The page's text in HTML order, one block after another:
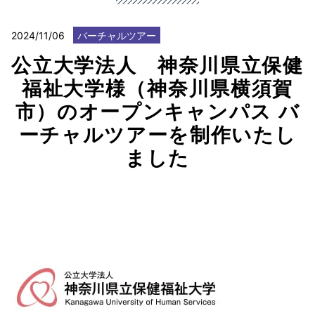
2024/11/06 バーチャルツアー
公立大学法人 神奈川県立保健
福祉大学様（神奈川県横須賀
市）のオープンキャンパス バ
ーチャルツアーを制作いたし
ました